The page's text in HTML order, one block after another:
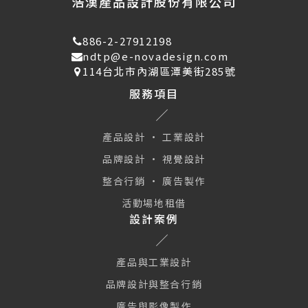
886-2-27912198
ndtp@e-novadesign.com
114台北市內湖區潭美街285號
服務項目
產品設計 · 工業設計
品牌設計 · 視覺設計
整合行銷 · 廣告製作
活動場地租借
設計案例
產品與工業設計
品牌設計與整合行銷